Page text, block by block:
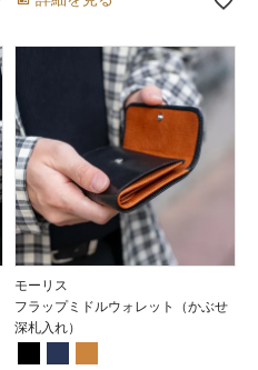
モーリス
フラップミドルウォレット（かぶせ
深札入れ）